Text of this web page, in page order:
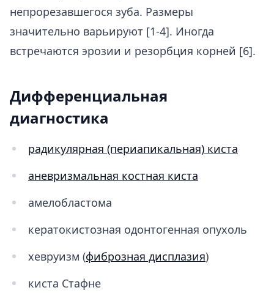
непрорезавшегося зуба. Размеры
значительно варьируют [1-4]. Иногда
встречаются эрозии и резорбция корней [6].
Дифференциальная
диагностика
радикулярная (периапикальная) киста
аневризмальная костная киста
амелобластома
кератокистозная одонтогенная опухоль
хевруизм (фиброзная дисплазия)
киста Стафне